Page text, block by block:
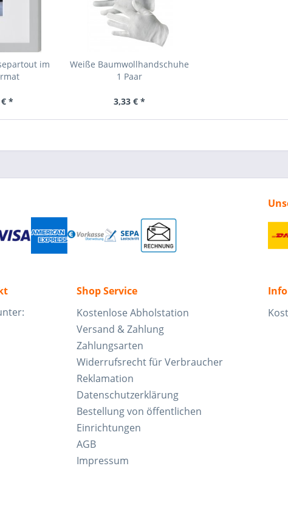
im
*
Weiße Baumwollhandschuhe
1 Paar
3,33 € *
Shop Service
Kostenlose Abholstation
Versand & Zahlung
Zahlungsarten
Widerrufsrecht für Verbraucher
Reklamation
Datenschutzerklärung
Bestellung von öffentlichen
Einrichtungen
AGB
Impressum